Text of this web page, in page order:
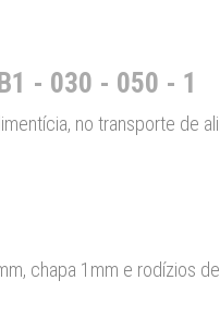
- 030 - 050 - 1
no transporte de
chapa 1mm e rodízios